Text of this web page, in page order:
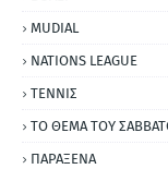
MUDIAL
NATIONS LEAGUE
ΤΕΝΝΙΣ
ΤΟ ΘΕΜΑ ΤΟΥ
ΠΑΡΑΞΕΝΑ